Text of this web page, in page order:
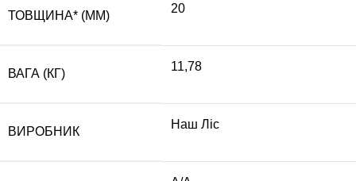
ТОВЩИНА* (ММ)
20
ВАГА (КГ)
11,78
ВИРОБНИК
Наш Ліс